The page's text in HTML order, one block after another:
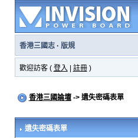
香港三國志· 版規
歡迎訪客 ( 登入 註冊)
香港三國論壇-> 遺失密碼表單
遺失密碼表單